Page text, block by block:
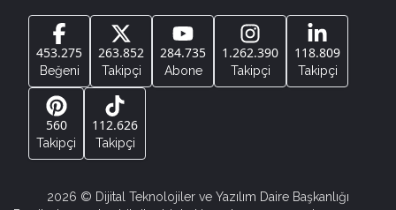
453.275
Beğeni
263.852
Takipçi
284.735
Abone
1.262.390
Takipçi
118.809
Takipçi
560
Takipçi
112.626
Takipçi
2026 © Dijital Teknolojiler ve Yazılım Daire Başkanlığı